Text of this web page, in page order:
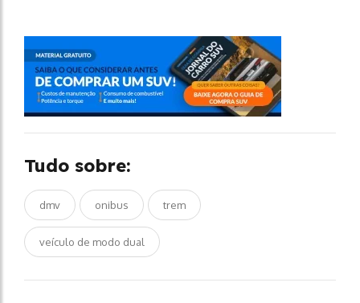
Tudo sobre:
dmv onibus trem
veículo de modo dual